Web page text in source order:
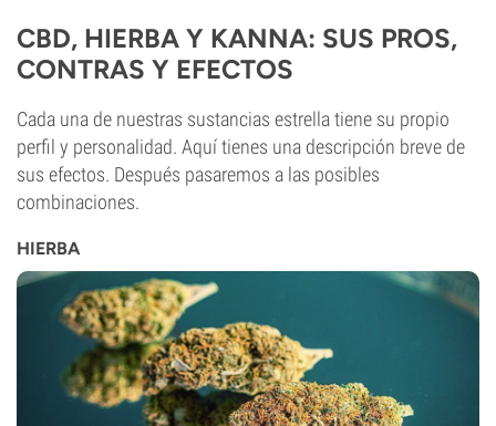
CBD, HIERBA Y KANNA: SUS PROS,
CONTRAS Y EFECTOS
Cada una de nuestras sustancias estrella tiene su propio
perfil y personalidad. Aquí tienes una descripción breve de
sus efectos. Después pasaremos a las posibles
combinaciones.
HIERBA